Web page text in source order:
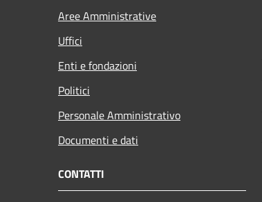
Aree Amministrative
Uffici
Enti e fondazioni
Politici
Personale Amministrativo
Documenti e dati
CONTATTI